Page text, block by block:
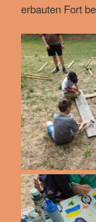
erbauten Fort